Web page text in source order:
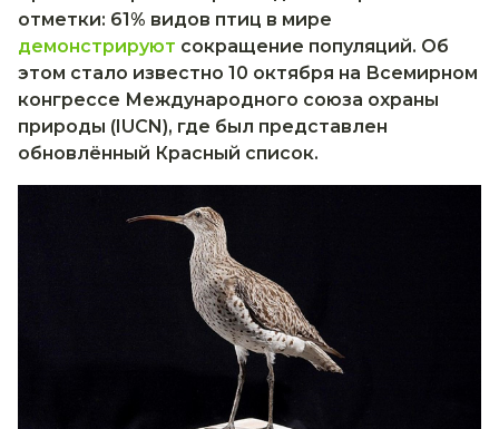
отметки: 61% видов птиц в мире
демонстрируют сокращение популяций. Об
этом стало известно 10 октября на Всемирном
конгрессе Международного союза охраны
природы (IUCN), где был представлен
обновлённый Красный список.